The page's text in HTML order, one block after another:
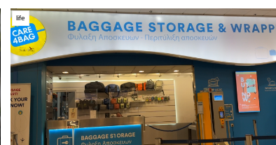
life